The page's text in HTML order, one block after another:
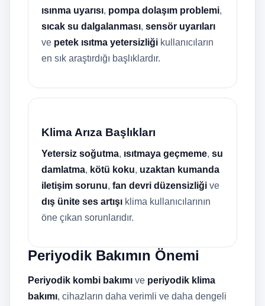
ısınma uyarısı, pompa dolaşım problemi,
sıcak su dalgalanması, sensör uyarıları
ve petek ısıtma yetersizliği kullanıcıların
en sık araştırdığı başlıklardır.
Klima Arıza Başlıkları
Yetersiz soğutma, ısıtmaya geçmeme, su
damlatma, kötü koku, uzaktan kumanda
iletişim sorunu, fan devri düzensizliği ve
dış ünite ses artışı klima kullanıcılarının
öne çıkan sorunlarıdır.
Periyodik Bakımın Önemi
Periyodik kombi bakımı ve periyodik klima
bakımı, cihazların daha verimli ve daha dengeli